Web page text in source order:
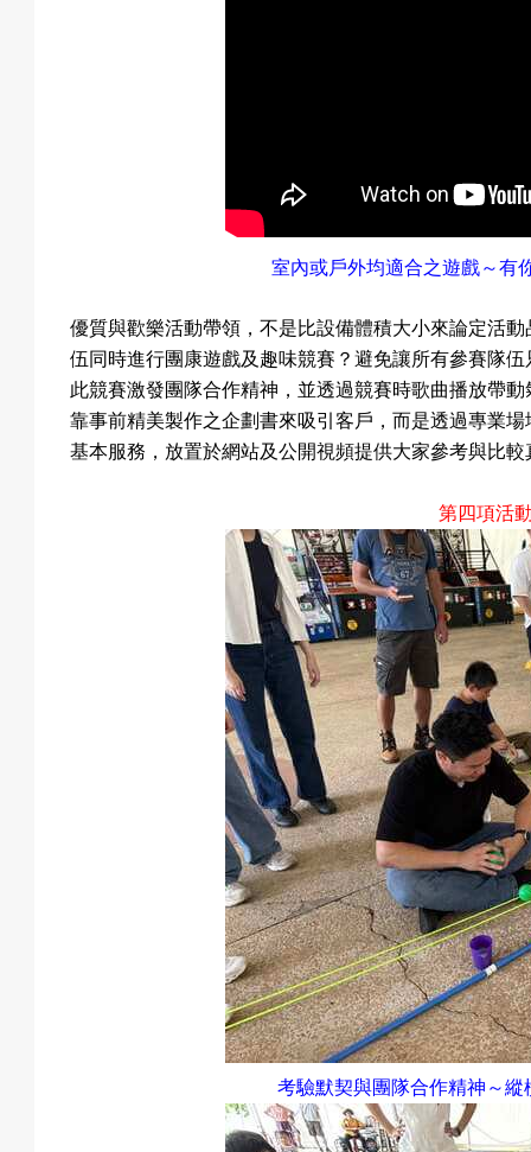
室內或戶外均適合之遊戲～有
優質與歡樂活動帶領，不是比設備體積大小來論定活動
伍同時進行團康遊戲及趣味競賽？避免讓所有參賽隊伍
此競賽激發團隊合作精神，並透過競賽時歌曲播放帶
靠事前精美製作之企劃書來吸引客戶，而是透過專業
基本服務，放置於網站及公開視頻提供大家參考與比
第四項活
考驗默契與團隊合作精神～